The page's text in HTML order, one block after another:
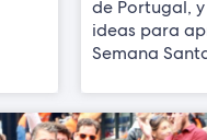
de Portugal,
ideas para
Semana